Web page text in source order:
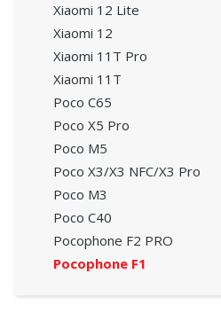
Xiaomi 12 Lite
Xiaomi 12
Xiaomi 11T Pro
Xiaomi 11T
Poco C65
Poco X5 Pro
Poco M5
Poco X3/X3 NFC/X3 Pro
Poco M3
Poco C40
Pocophone F2 PRO
Pocophone F1